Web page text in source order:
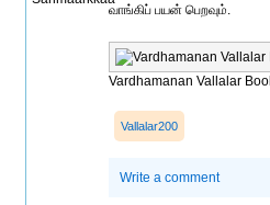
வாங்கிப் பயன் பெறவும்.
Vardhamanan Vallalar
Vallalar200
Write a comment